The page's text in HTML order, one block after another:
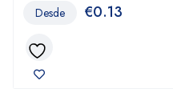
Desde €0.13